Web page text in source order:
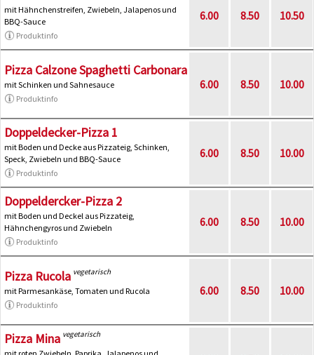
mit Hähnchenstreifen, Zwiebeln, Jalapenos und
BBQ-Sauce
Produktinfo
6.00 8.50 10.50
Pizza Calzone Spaghetti Carbonara
mit Schinken und Sahnesauce
Produktinfo
6.00 8.50 10.00
Doppeldecker-Pizza 1
mit Boden und Decke aus Pizzateig, Schinken,
Speck, Zwiebeln und BBQ-Sauce
Produktinfo
6.00 8.50 10.00
Doppeldercker-Pizza 2
mit Boden und Deckel aus Pizzateig,
Hähnchengyros und Zwiebeln
Produktinfo
6.00 8.50 10.00
Pizza Rucola vegetarisch
mit Parmesankäse, Tomaten und Rucola
Produktinfo
6.00 8.50 10.00
Pizza Mina vegetarisch